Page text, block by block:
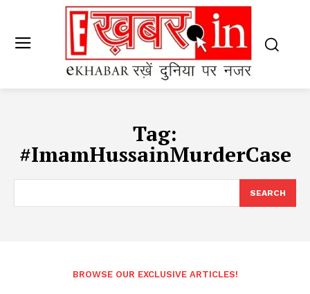
Tag:
#ImamHussainMurderCase
SEARCH
BROWSE OUR EXCLUSIVE ARTICLES!